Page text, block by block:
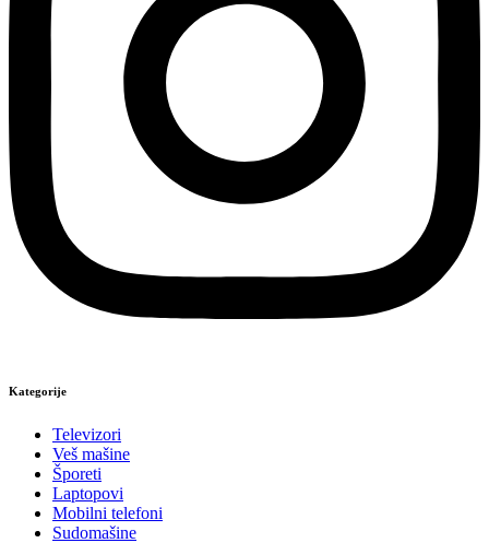
Kategorije
Televizori
Veš mašine
Šporeti
Laptopovi
Mobilni telefoni
Sudomašine